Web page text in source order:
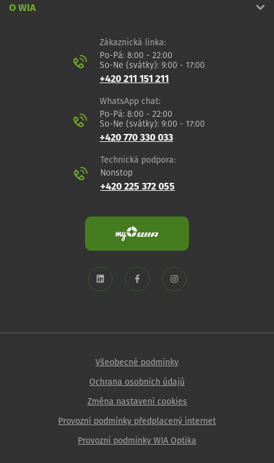
O WIA
Zákaznická linka:
Po-Pá: 8:00 - 22:00
So-Ne (svátky): 9:00 - 17:00
+420 211 151 211
WhatsApp chat:
Po-Pá: 8:00 - 22:00
So-Ne (svátky): 9:00 - 17:00
+420 770 330 033
Technická podpora:
Nonstop
+420 225 372 055
Všeobecné podmínky
Ochrana osobních údajů
Změna nastavení cookies
Provozní podmínky předplacený internet
Provozní podmínky WIA Optika